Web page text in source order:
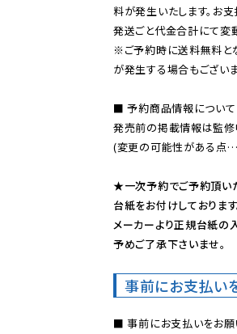
料が発生いたします。お
※ご予約時に送料無料と
が発生する場合もござい
■ 予約商品情報について
発売前の掲載情報は監修
(変更の可能性がある点…
★一次予約でご予約頂い
台紙をお付けしておりま
メーカーより正規台紙の
予めご了承下さいませ。
事前にお支払い
■ 事前にお支払いをお願